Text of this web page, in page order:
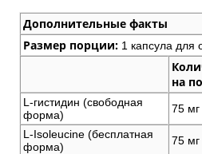
Дополнительные факты
Размер порции: 1 капсула для
на
L-гистидин (свободная
форма)
75 мг
L-Isoleucine (бесплатная
форма)
75 мг